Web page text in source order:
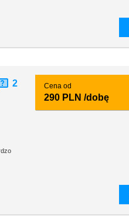
2 Cena od
290 PLN /dobę